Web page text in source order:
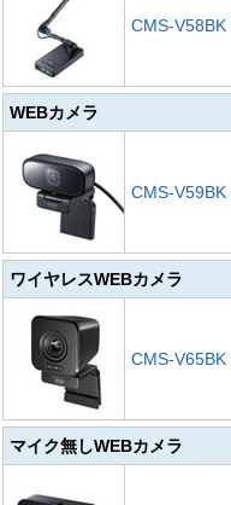
CMS-V58BK
WEBカメラ
CMS-V59BK
ワイヤレスWEBカメラ
CMS-V65BK
マイク無しWEBカメラ